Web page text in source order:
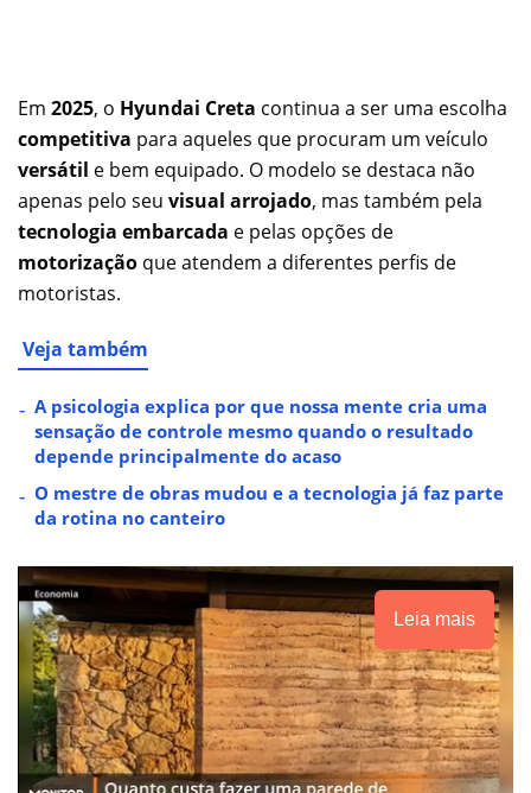
Em 2025, o Hyundai Creta continua a ser uma escolha
competitiva para aqueles que procuram um veículo
versátil e bem equipado. O modelo se destaca não
apenas pelo seu visual arrojado, mas também pela
tecnologia embarcada e pelas opções de
motorização que atendem a diferentes perfis de
motoristas.
Veja também
A psicologia explica por que nossa mente cria uma
sensação de controle mesmo quando o resultado
depende principalmente do acaso
O mestre de obras mudou e a tecnologia já faz parte
da rotina no canteiro
Leia mais